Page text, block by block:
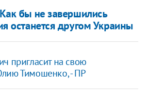
бы не завершились
останется другом Украины
пригласит на свою
Тимошенко, - ПР